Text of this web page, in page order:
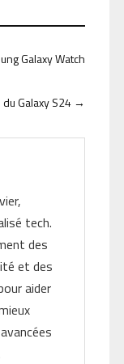
Galaxy Watch
Galaxy S24 →
tech.
des
et des
aider